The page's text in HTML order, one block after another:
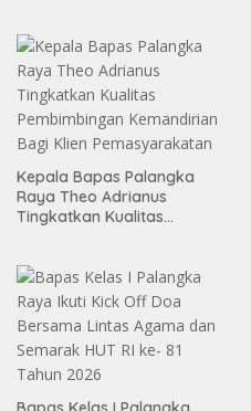
ke-81
Kepala Bapas Palangka
Raya Theo Adrianus
Tingkatkan Kualitas
Pemasyarakatan